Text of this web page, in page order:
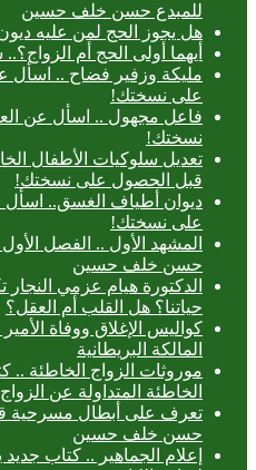
للمبدع حسن خلف حسين
هل يجوز الحج لمن عليه
أيهما أولى الحج أم
مليكة وزفير فضاح ..
على نسختك!
فاعل مجهول .. اسأل عن
نسختك!
تعديل سلوكيات الأطفال
قبل الحصول على نسختك!
ديوان أطياف الغسق..
على نسختك!
المشهد الأول .. الفصل
حسن خلف حسين
الدكتورة هيام عزمي
حياتنا؟ هل القلب أم العقل؟
كواليس الإغلاق ووفاة
المالكة البريطانية
موروثات الزواج الخاطئة ..
الخاطئة المتداولة عن الزواج
تعرف على أبطال مسرحية
حسن خلف حسين
إعلام الجماهير .. كتاب